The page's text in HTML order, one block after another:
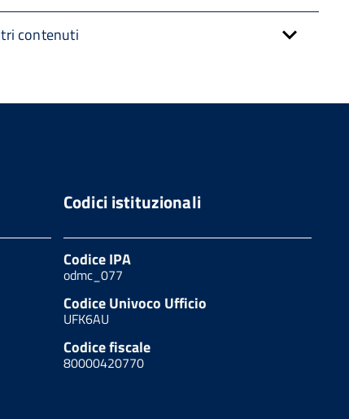
contenuti
Codici istituzionali
Codice IPA
odmc_077
Codice Univoco Ufficio
UFK6AU
Codice fiscale
80000420770